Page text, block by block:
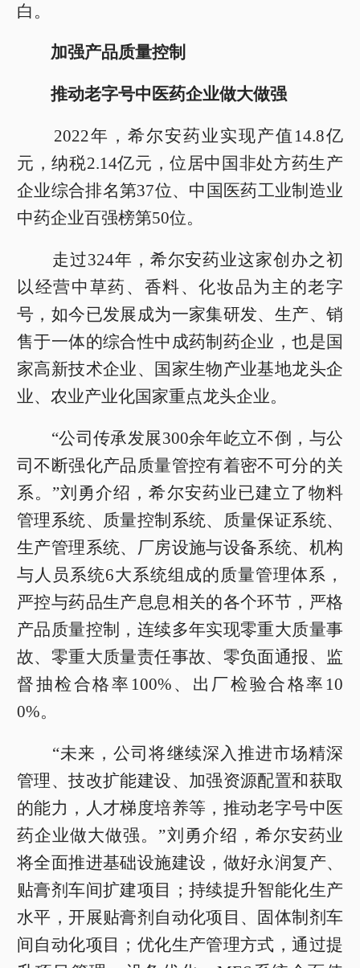
白。
加强产品质量控制
推动老字号中医药企业做大做强
2022年，希尔安药业实现产值14.8亿
元，纳税2.14亿元，位居中国非处方药生产
企业综合排名第37位、中国医药工业制造业
中药企业百强榜第50位。
走过324年，希尔安药业这家创办之初
以经营中草药、香料、化妆品为主的老字
号，如今已发展成为一家集研发、生产、销
售于一体的综合性中成药制药企业，也是国
家高新技术企业、国家生物产业基地龙头企
业、农业产业化国家重点龙头企业。
“公司传承发展300余年屹立不倒，与公
司不断强化产品质量管控有着密不可分的关
系。”刘勇介绍，希尔安药业已建立了物料
管理系统、质量控制系统、质量保证系统、
生产管理系统、厂房设施与设备系统、机构
与人员系统6大系统组成的质量管理体系，
严控与药品生产息息相关的各个环节，严格
产品质量控制，连续多年实现零重大质量事
故、零重大质量责任事故、零负面通报、监
督抽检合格率100%、出厂检验合格率10
0%。
“未来，公司将继续深入推进市场精深
管理、技改扩能建设、加强资源配置和获取
的能力，人才梯度培养等，推动老字号中医
药企业做大做强。”刘勇介绍，希尔安药业
将全面推进基础设施建设，做好永润复产、
贴膏剂车间扩建项目；持续提升智能化生产
水平，开展贴膏剂自动化项目、固体制剂车
间自动化项目；优化生产管理方式，通过提